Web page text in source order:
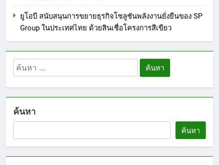
ยูโอบี สนับสนุนการขยายธุรกิจโซลูชันพลังงานยั่งยืนของ SP
Group ในประเทศไทย ด้วยสินเชื่อโครงการสีเขียว
ค้นหา
สำหรับ:
ค้นหา
ค้นหา